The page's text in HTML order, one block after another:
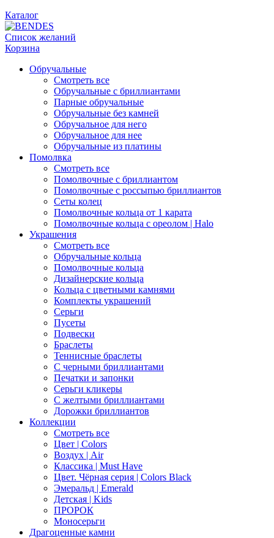
Каталог
Список желаний
Корзина
Обручальные
Смотреть все
Обручальные с бриллиантами
Парные обручальные
Обручальные без камней
Обручальное для него
Обручальное для нее
Обручальные из платины
Помолвка
Смотреть все
Помолвочные с бриллиантом
Помолвочные с россыпью бриллиантов
Сеты колец
Помолвочные кольца от 1 карата
Помолвочные кольца с ореолом | Halo
Украшения
Смотреть все
Обручальные кольца
Помолвочные кольца
Дизайнерские кольца
Кольца с цветными камнями
Комплекты украшений
Серьги
Пусеты
Подвески
Браслеты
Теннисные браслеты
C черными бриллиантами
Печатки и запонки
Серьги кликеры
С желтыми бриллиантами
Дорожки бриллиантов
Коллекции
Смотреть все
Цвет | Colors
Воздух | Air
Классика | Must Have
Цвет. Чёрная серия | Colors Black
Эмеральд | Emerald
Детская | Kids
ПРОРОК
Моносерьги
Драгоценные камни